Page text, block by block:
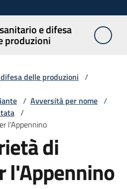
e difesa
produzioni
delle produzioni /
/ Avversità per nome /
/
l'Appennino
di
l'Appennino